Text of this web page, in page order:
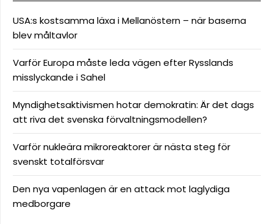
USA:s kostsamma läxa i Mellanöstern – när baserna
blev måltavlor
Varför Europa måste leda vägen efter Rysslands
misslyckande i Sahel
Myndighetsaktivismen hotar demokratin: Är det dags
att riva det svenska förvaltningsmodellen?
Varför nukleära mikroreaktorer är nästa steg för
svenskt totalförsvar
Den nya vapenlagen är en attack mot laglydiga
medborgare